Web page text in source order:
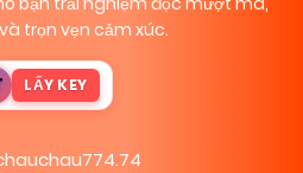
trọn vẹn cảm xúc.
LẤY KEY